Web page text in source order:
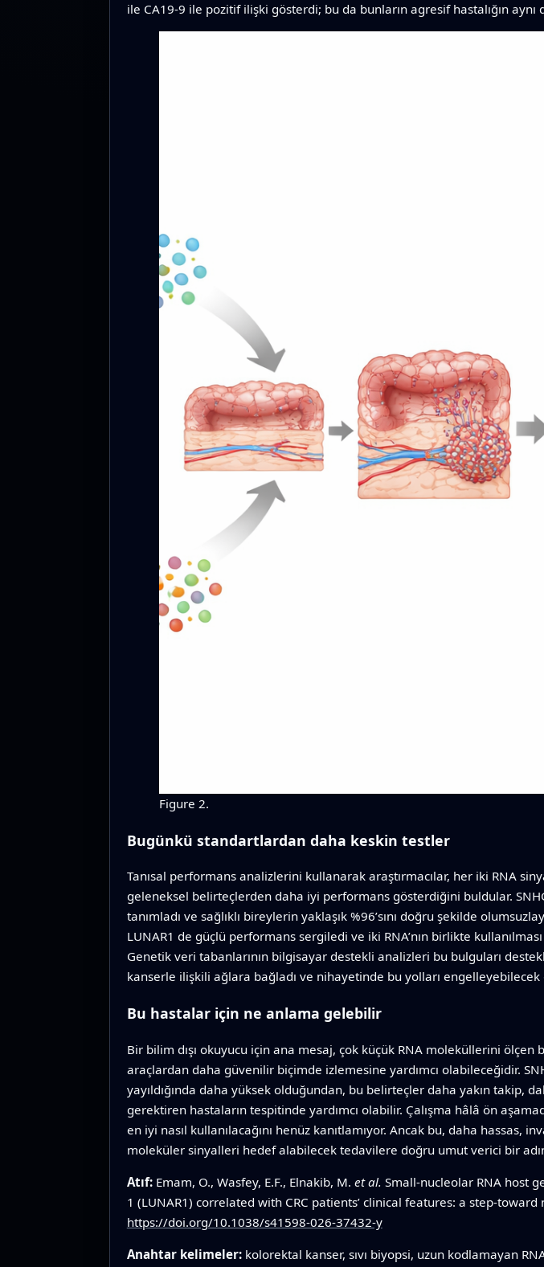
ile CA19‑9 ile pozitif ilişki gösterdi; bu da bunların agresif hastalığın
Figure 2.
Bugünkü standartlardan daha keskin testler
Tanısal performans analizlerini kullanarak araştırmacılar, her iki RNA
geleneksel belirteçlerden daha iyi performans gösterdiğini buldular.
tanımladı ve sağlıklı bireylerin yaklaşık %96’sını doğru şekilde
LUNAR1 de güçlü performans sergiledi ve iki RNA’nın birlikte
Genetik veri tabanlarının bilgisayar destekli analizleri bu bulguları
kanserle ilişkili ağlara bağladı ve nihayetinde bu yolları
Bu hastalar için ne anlama gelebilir
Bir bilim dışı okuyucu için ana mesaj, çok küçük RNA moleküllerini
araçlardan daha güvenilir biçimde izlemesine yardımcı olabileceğidir.
yayıldığında daha yüksek olduğundan, bu belirteçler daha yakın
gerektiren hastaların tespitinde yardımcı olabilir. Çalışma hâlâ ön
en iyi nasıl kullanılacağını henüz kanıtlamıyor. Ancak bu, daha
moleküler sinyalleri hedef alabilecek tedavilere doğru umut verici bir
Atıf: Emam, O., Wasfey, E.F., Elnakib, M. et al. Small-nucleolar RNA host
1 (LUNAR1) correlated with CRC patients’ clinical features: a step-toward
https://doi.org/10.1038/s41598-026-37432-y
Anahtar kelimeler: kolorektal kanser, sıvı biyopsi, uzun kodlamayan